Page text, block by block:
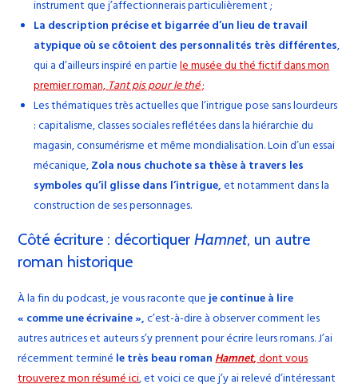
instrument que j’affectionnerais particulièrement ;
La description précise et bigarrée d’un lieu de travail
atypique où se côtoient des personnalités très différentes,
qui a d’ailleurs inspiré en partiele musée du thé fictif dans mon
premier roman,Tant pis pour le thé;
Les thématiques très actuelles que l’intrigue pose sans lourdeurs
: capitalisme, classes sociales reflétées dans la hiérarchie du
magasin, consumérisme et même mondialisation. Loin d’un essai
mécanique, Zola nous chuchote sa thèse à travers les
symboles qu’il glisse dans l’intrigue,et notamment dans la
construction de ses personnages.
Côté écriture : décortiquerHamnet, un autre
roman historique
À la fin du podcast, je vous raconte queje continue à lire
« comme une écrivaine », c’est-à-dire à observer comment les
autres autrices et auteurs s’y prennent pour écrire leurs romans. J’ai
récemment terminé le très beau romanHamnet,dont vous
trouverez mon résumé ici, et voici ce que j’y ai relevé d’intéressant